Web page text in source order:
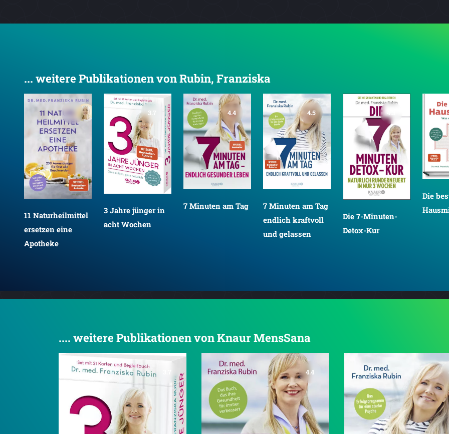
... weitere Publikationen von Rubin, Franziska
11 Naturheilmittel
ersetzen eine
Apotheke
3.7
3 Jahre jünger in
acht Wochen
4.4
7 Minuten am Tag
4.5
7 Minuten am Tag
endlich kraftvoll
und gelassen
4.3
Die 7-Minuten-
Detox-Kur
Die
.... weitere Publikationen von Knaur MensSana
4.4